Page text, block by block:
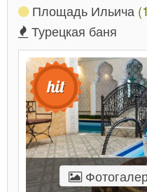
Площадь Ильича
Турецкая баня